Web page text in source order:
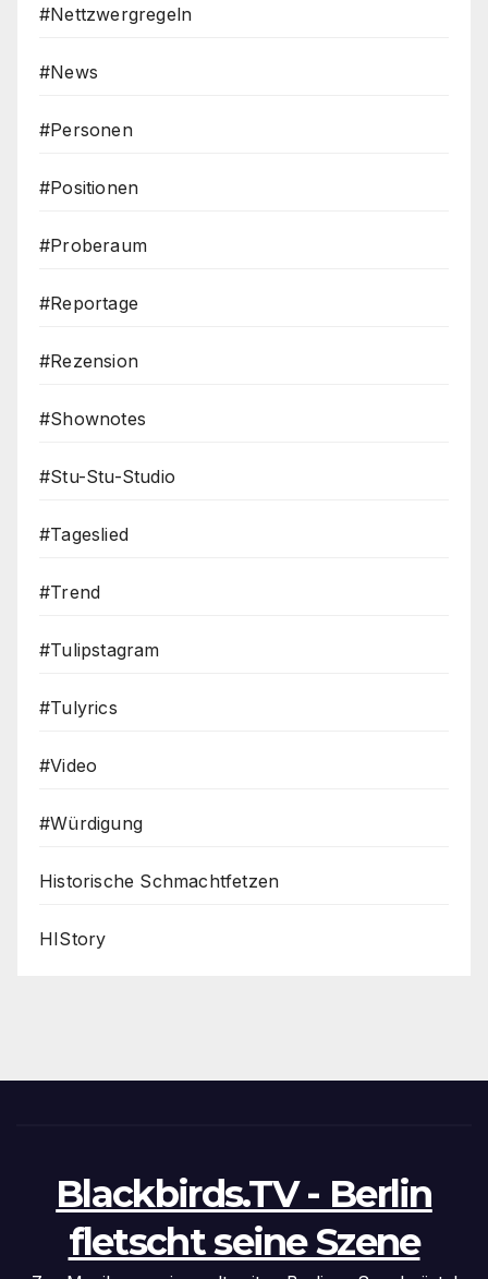
#Nettzwergregeln
#News
#Personen
#Positionen
#Proberaum
#Reportage
#Rezension
#Shownotes
#Stu-Stu-Studio
#Tageslied
#Trend
#Tulipstagram
#Tulyrics
#Video
#Würdigung
Historische Schmachtfetzen
HIStory
Blackbirds.TV - Berlin
fletscht seine Szene